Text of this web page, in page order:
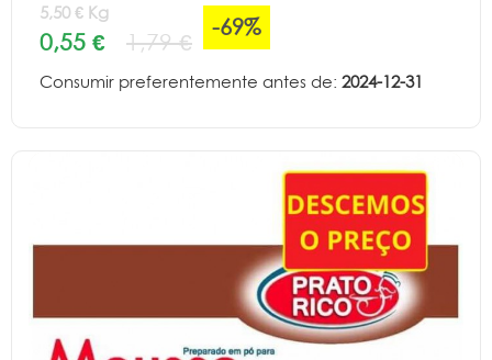
5,50 € Kg
0,55 € 1,79 €
-69%
Consumir preferentemente antes de: 2024-12-31